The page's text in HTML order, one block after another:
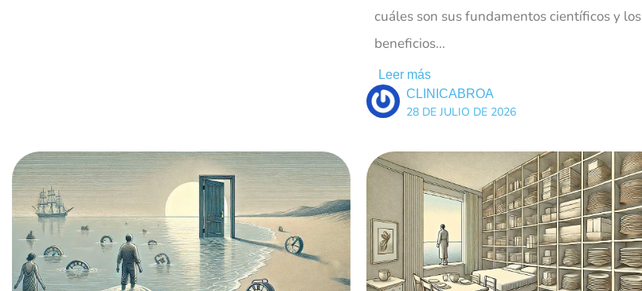
cuáles son sus fundamentos científicos y los
beneficios...
Leer más
CLINICABROA
28 DE JULIO DE 2026